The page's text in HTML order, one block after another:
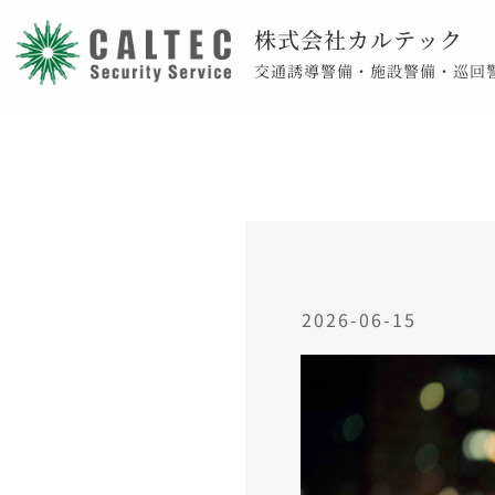
株式会社カルテック
交通誘導警備・施設警備・巡回
2026-06-15